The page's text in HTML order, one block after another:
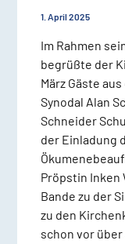
1. April 2025
Im Rahmen
begrüßte der
März Gäste
Synodal Alan
Schneider
der Einladung
Pröpstin Inken
Bande zu der
zu den
schon vor